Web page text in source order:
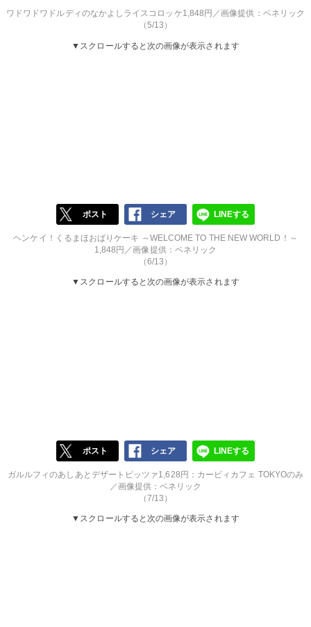
ワドワドワドルディのなかよしライスコロッケ1,848円／画像提供：ベネリック
（5/13）
▼スクロールすると次の画像が表示されます
ポスト シェア LINEする
ヘンケイ！くるまほおばりケーキ ～WELCOME TO THE NEW WORLD！～
1,848円／画像提供：ベネリック
（6/13）
▼スクロールすると次の画像が表示されます
ポスト シェア LINEする
ガルルフィのあしあとデザートピッツァ1,628円：カービィカフェ TOKYOのみ
／画像提供：ベネリック
（7/13）
▼スクロールすると次の画像が表示されます